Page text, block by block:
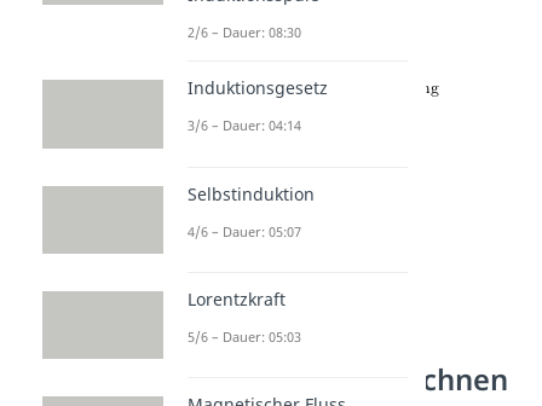
Induktivität berechnen
2/6 – Dauer: 08:30
Induktionsgesetz
3/6 – Dauer: 04:14
Selbstinduktion
4/6 – Dauer: 05:07
Lorentzkraft
5/6 – Dauer: 05:03